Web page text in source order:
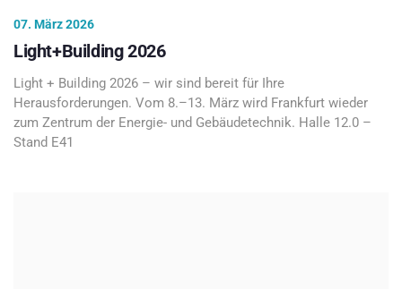
07. März 2026
Light+Building 2026
Light + Building 2026 – wir sind bereit für Ihre
Herausforderungen. Vom 8.–13. März wird Frankfurt wieder
zum Zentrum der Energie- und Gebäudetechnik. Halle 12.0 –
Stand E41